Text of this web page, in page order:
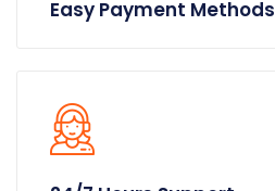
Easy Payment Methods